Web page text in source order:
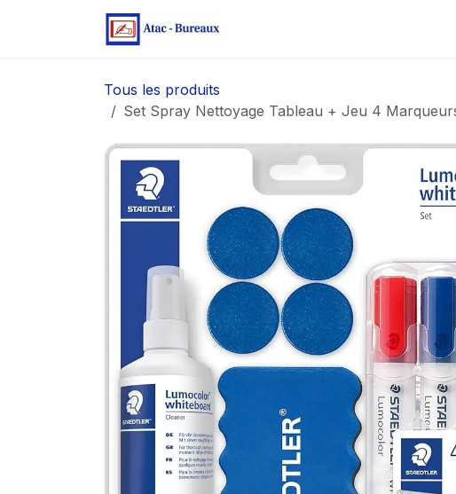
Se rendre au contenu
Tous les produits
Set Spray Nettoyage Tableau + Jeu 4